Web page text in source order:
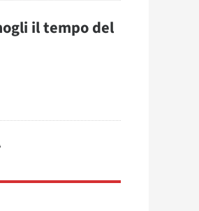
il tempo del